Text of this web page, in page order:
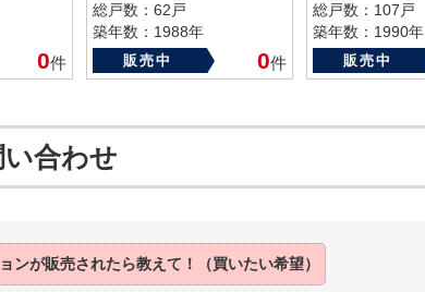
0件
総戸数：62戸
築年数：1988年
販売中 0件
総戸数：107戸
築年数：1990年
販売中
合わせ
ンが販売されたら教えて！（買いたい希望）